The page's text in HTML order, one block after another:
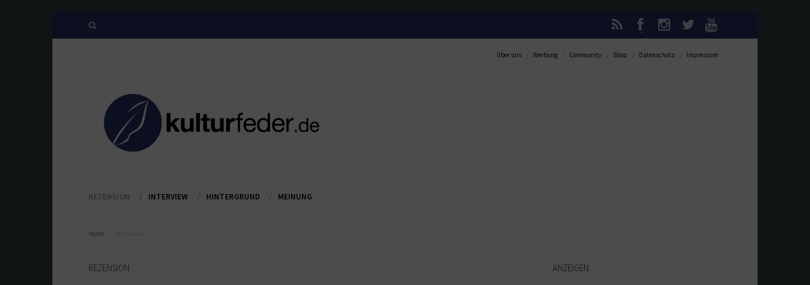
Über uns Werbung Community Shop Datenschutz Impressum
REZENSION INTERVIEW HINTERGRUND MEINUNG
Home
REZENSION ANZEIGEN